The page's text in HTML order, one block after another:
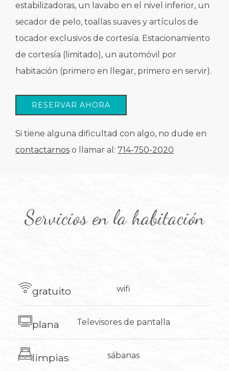
estabilizadoras, un lavabo en el nivel inferior, un
secador de pelo, toallas suaves y artículos de
tocador exclusivos de cortesía. Estacionamiento
de cortesía (limitado), un automóvil por
habitación (primero en llegar, primero en servir).
RESERVAR AHORA
Si tiene alguna dificultad con algo, no dude en
contactarnos o llamar al: 714-750-2020
Servicios en la habitación
wifi
gratuito
Televisores de pantalla
plana
sábanas
limpias